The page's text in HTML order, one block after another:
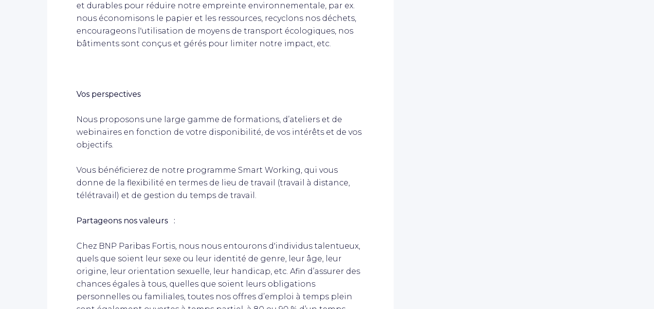
et durables pour réduire notre empreinte environnementale, par ex.
nous économisons le papier et les ressources, recyclons nos déchets,
encourageons l'utilisation de moyens de transport écologiques, nos
bâtiments sont conçus et gérés pour limiter notre impact, etc.
Vos perspectives
Nous proposons une large gamme de formations, d’ateliers et de
webinaires en fonction de votre disponibilité, de vos intérêts et de vos
objectifs.
Vous bénéficierez de notre programme Smart Working, qui vous
donne de la flexibilité en termes de lieu de travail (travail à distance,
télétravail) et de gestion du temps de travail.
Partageons nos valeurs :
Chez BNP Paribas Fortis, nous nous entourons d'individus talentueux,
quels que soient leur sexe ou leur identité de genre, leur âge, leur
origine, leur orientation sexuelle, leur handicap, etc. Afin d’assurer des
chances égales à tous, quelles que soient leurs obligations
personnelles ou familiales, toutes nos offres d’emploi à temps plein